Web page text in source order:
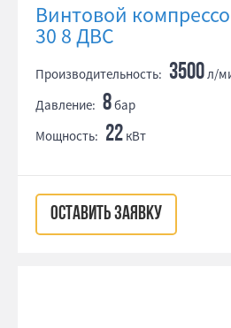
Винтовой
30 8 ДВС
Производительность: 3500л/
Давление: 8бар
Мощность: 22 кВт
ОСТАВИТЬ ЗАЯВКУ